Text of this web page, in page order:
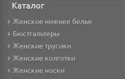
Каталог
Женское нижнее белье
Бюстгальтеры
Женские трусики
Женские колготки
Женские носки